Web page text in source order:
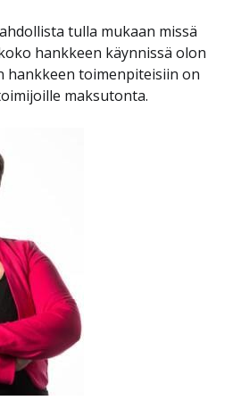
tulla mukaan missä
hankkeen käynnissä olon
hankkeen toimenpiteisiin on
maksutonta.